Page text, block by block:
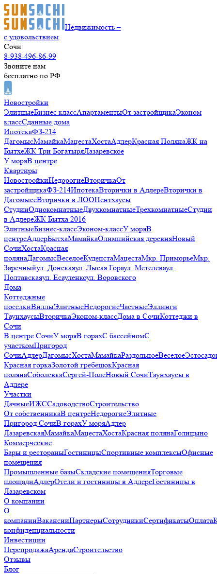
Недвижимость –
с удовольствием
Сочи
8-938-496-86-99
Звоните нам
бесплатно по РФ
Новостройки
ЭлитныеБизнес классАпартаментыОт застройщикаЭконом
классСданные дома
ИпотекаФЗ-214
ДагомысМамайкаМацестаХостаАдлерКрасная ПолянаЖК на
БытхеЖК Три БогатыряЛазаревское
У моряВ центре
Квартиры
НовостройкиНедорогиеВторичкаОт
застройщикаФЗ-214ИпотекаВторички в АдлереВторички в
ДагомысеВторички в ЛООПентхаусы
СтудииОднокомнатныеДвухкомнатныеТрехкомнатныеСтудии
в АдлереЖК Бытха 2016
ЭлитныеБизнес-классЭконом-классУ моряВ
центреАдлерБытхаМамайкаОлимпийская деревняНовый
СочиХостаКрасная
полянаДагомысВеселоеКудепстаМацестаМкр. ПриморьеМкр.
Заречныйул. Донскаяул. Лысая Гораул. Метелеваул.
Полтавскаяул. Есауленкоул. Воровского
Дома
Коттеджные
поселкиВиллыЭлитныеНедорогиеЧастныеЭллинги
ТаунхаусыВторичкаЭконом-классДома в СочиКоттеджи в
Сочи
В центре СочиУ моряВ горахС бассейномС
участкомПригород
СочиАдлерДагомысХостаМамайкаРаздольноеВеселое
Красная горкаЗолотой гребешокКрасная
полянаСоболевкаСергей-ПолеНовый СочиТаунхаусы в
Адлере
Участки
ДачныеИЖССадоводствоСтроительство
От собственникаВ центреНедорогиеЭлитные
Пригород СочиВ горахУ моряАдлер
ЛазаревскаяМамайкаМацестаХостаКрасная полянаГолицыно
Коммерческие
Бары и рестораныГостиницыСпортивные комплексыОфисные
помещения
Промышленные базыСкладские помещенияТорговые
площадиАдлерОтели и гостиницы в АдлереГостиницы в
Лазаревском
О компании
О
компанииВакансииПартнерыСотрудникиСертификатыОплата
конфиденциальности
Инвестиции
ПерепродажаАрендаСтроительство
Отзывы
Блог